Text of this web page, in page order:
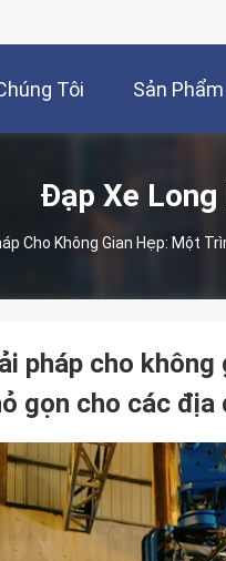
Tôi Sản Phẩm
Đạp Xe Long
Cho Không Gian Hẹp: Một
pháp cho
gọn cho các địa